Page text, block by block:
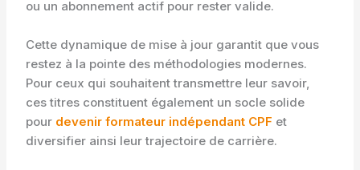
ou un abonnement actif pour rester valide.
Cette dynamique de mise à jour garantit que vous
restez à la pointe des méthodologies modernes.
Pour ceux qui souhaitent transmettre leur savoir,
ces titres constituent également un socle solide
pour devenir formateur indépendant CPF et
diversifier ainsi leur trajectoire de carrière.